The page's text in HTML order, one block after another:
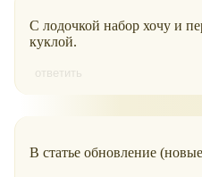
С лодочкой набор хочу и
куклой.
ответить
В статье обновление